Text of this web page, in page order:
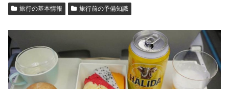
旅行の基本情報 旅行前の予備知識